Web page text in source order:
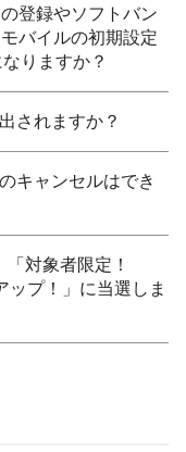
登録やソフトバン
バイルの初期設定
りますか？
されますか？
キャンセルはでき
対象者限定！
ップ！」に当選しま